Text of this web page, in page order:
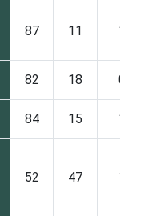
87 11 1
82 18 0
84 15 1
52 47 1